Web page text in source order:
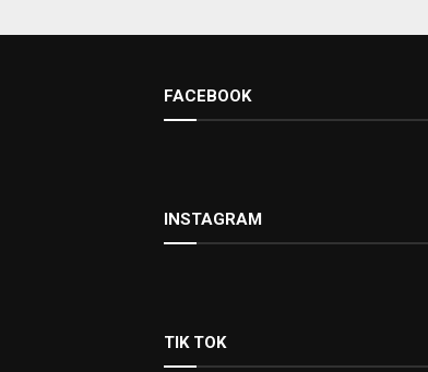
FACEBOOK
INSTAGRAM
TIK TOK